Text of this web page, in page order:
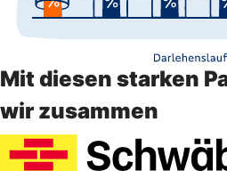
Mit diesen starken
wir zusammen